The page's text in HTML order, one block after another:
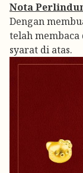
Nota
Dengan
telah
syarat di atas.